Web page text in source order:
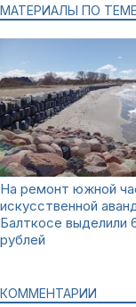
МАТЕРИАЛЫ ПО ТЕМЕ
На ремонт южной
искусственной
Балткосе выделили
рублей
КОММЕНТАРИИ